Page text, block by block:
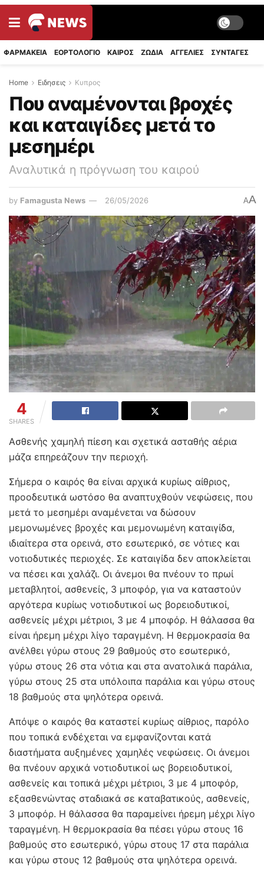
ΦΑΡΜΑΚΕΙΑ ΕΟΡΤΟΛΟΓΙΟ ΚΑΙΡΟΣ ΖΩΔΙΑ ΑΓΓΕΛΙΕΣ ΣΥΝΤΑΓΈΣ
Home Ειδησεις Κυπρος
Που αναμένονται βροχές
και καταιγίδες μετά το
μεσημέρι
Αναλυτικά η πρόγνωση του καιρού
by Famagusta News 26/05/2026 AA
4
SHARES
Ασθενής χαμηλή πίεση και σχετικά ασταθής αέρια
μάζα επηρεάζουν την περιοχή.
Σήμερα ο καιρός θα είναι αρχικά κυρίως αίθριος,
προοδευτικά ωστόσο θα αναπτυχθούν νεφώσεις, που
μετά το μεσημέρι αναμένεται να δώσουν
μεμονωμένες βροχές και μεμονωμένη καταιγίδα,
ιδιαίτερα στα ορεινά, στο εσωτερικό, σε νότιες και
νοτιοδυτικές περιοχές. Σε καταιγίδα δεν αποκλείεται
να πέσει και χαλάζι. Οι άνεμοι θα πνέουν το πρωί
μεταβλητοί, ασθενείς, 3 μποφόρ, για να καταστούν
αργότερα κυρίως νοτιοδυτικοί ως βορειοδυτικοί,
ασθενείς μέχρι μέτριοι, 3 με 4 μποφόρ. Η θάλασσα θα
είναι ήρεμη μέχρι λίγο ταραγμένη. Η θερμοκρασία θα
ανέλθει γύρω στους 29 βαθμούς στο εσωτερικό,
γύρω στους 26 στα νότια και στα ανατολικά παράλια,
γύρω στους 25 στα υπόλοιπα παράλια και γύρω στους
18 βαθμούς στα ψηλότερα ορεινά.
Απόψε ο καιρός θα καταστεί κυρίως αίθριος, παρόλο
που τοπικά ενδέχεται να εμφανίζονται κατά
διαστήματα αυξημένες χαμηλές νεφώσεις. Οι άνεμοι
θα πνέουν αρχικά νοτιοδυτικοί ως βορειοδυτικοί,
ασθενείς και τοπικά μέχρι μέτριοι, 3 με 4 μποφόρ,
εξασθενώντας σταδιακά σε καταβατικούς, ασθενείς,
3 μποφόρ. Η θάλασσα θα παραμείνει ήρεμη μέχρι λίγο
ταραγμένη. Η θερμοκρασία θα πέσει γύρω στους 16
βαθμούς στο εσωτερικό, γύρω στους 17 στα παράλια
και γύρω στους 12 βαθμούς στα ψηλότερα ορεινά.